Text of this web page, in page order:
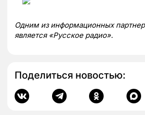
Одним из информационных
является «Русское радио».
Поделиться новостью: